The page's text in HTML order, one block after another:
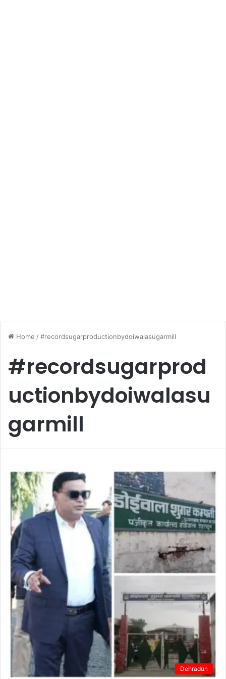
Home /#recordsugarproductionbydoiwalasugarmill
#recordsugarprod
uctionbydoiwalasu
garmill
Dehradun